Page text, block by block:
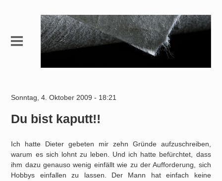
Sonntag, 4. Oktober 2009 - 18:21
Du bist kaputt!!
Ich hatte Dieter gebeten mir zehn Gründe aufzuschreiben,
warum es sich lohnt zu leben. Und ich hatte befürchtet, dass
ihm dazu genauso wenig einfällt wie zu der Aufforderung, sich
Hobbys einfallen zu lassen. Der Mann hat einfach keine